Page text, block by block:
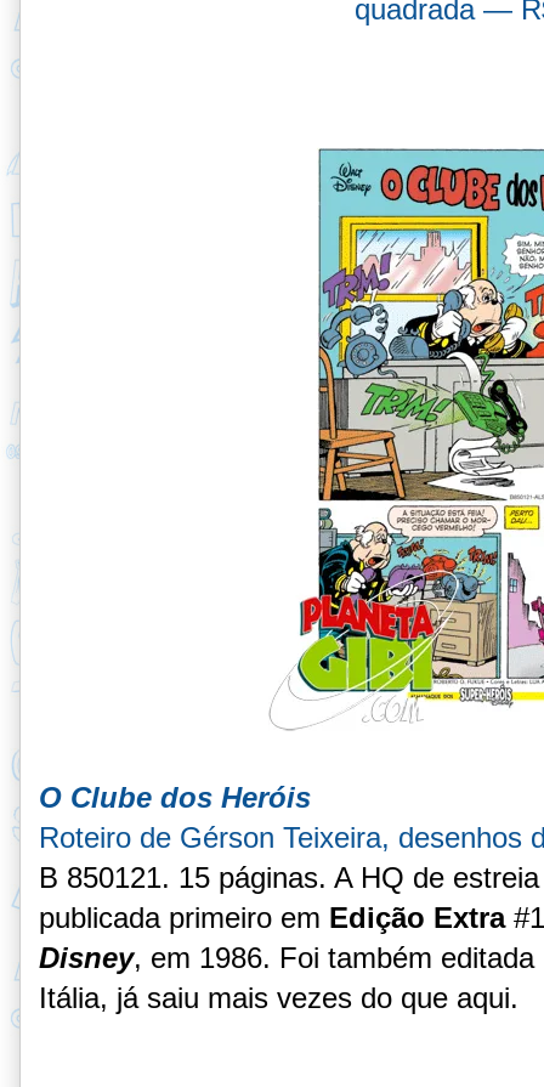
quadrada —
O Clube dos Heróis
Roteiro de Gérson Teixeira, desenhos
B 850121. 15 páginas. A HQ de
publicada primeiro em Edição Extra
Disney, em 1986. Foi também
Itália, já saiu mais vezes do que aqui.